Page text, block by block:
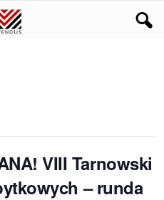
VIII Tarnowski
– runda